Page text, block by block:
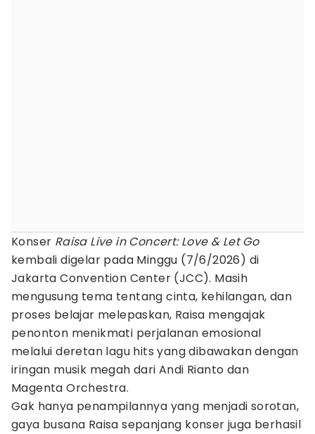
Konser Raisa Live in Concert: Love & Let Go
kembali digelar pada Minggu (7/6/2026) di
Jakarta Convention Center (JCC). Masih
mengusung tema tentang cinta, kehilangan, dan
proses belajar melepaskan, Raisa mengajak
penonton menikmati perjalanan emosional
melalui deretan lagu hits yang dibawakan dengan
iringan musik megah dari Andi Rianto dan
Magenta Orchestra.
Gak hanya penampilannya yang menjadi sorotan,
gaya busana Raisa sepanjang konser juga berhasil